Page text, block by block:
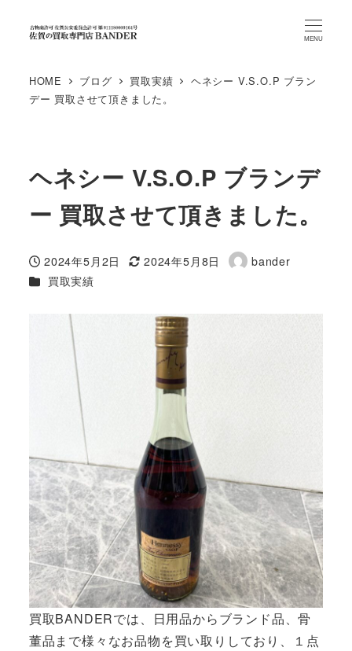
MENU
HOME ブログ 買取実績
ヘネシー V.S.O.P ブラン
デー 買取させて頂きました。
ヘネシー V.S.O.P ブランデ
ー 買取させて頂きました。
投稿日
2024年5月2日
更新日
2024年5月8日
著
bander
カテゴリー
買取実績
買取BANDERでは、日用品からブランド品、骨
董品まで様々なお品物を買い取りしており、１点